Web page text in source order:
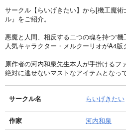
サークル【らいげきたい】から[機工魔術
ル』をご紹介。
悪魔と人間、相反する二つの魂を持つ“機
人気キャラクター・メルクーリオがA4版
原作者の河内和泉先生本人が手掛けるフ
絶対に逃せないマストなアイテムとなっ
サークル名 らいげきたい
作家
河内和泉